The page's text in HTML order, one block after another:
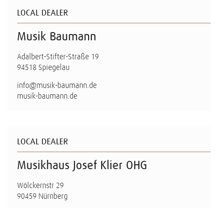
LOCAL DEALER
Musik Baumann
Adalbert-Stifter-Straße 19
94518 Spiegelau
info@musik-baumann.de
musik-baumann.de
LOCAL DEALER
Musikhaus Josef Klier OHG
Wölckernstr 29
90459 Nürnberg